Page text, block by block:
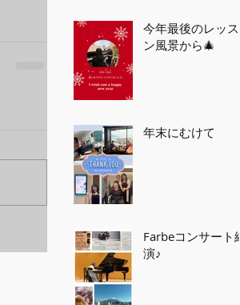
今年最後のレッス
ン風景から🎄
年末にむけて
Farbeコンサート終
演♪